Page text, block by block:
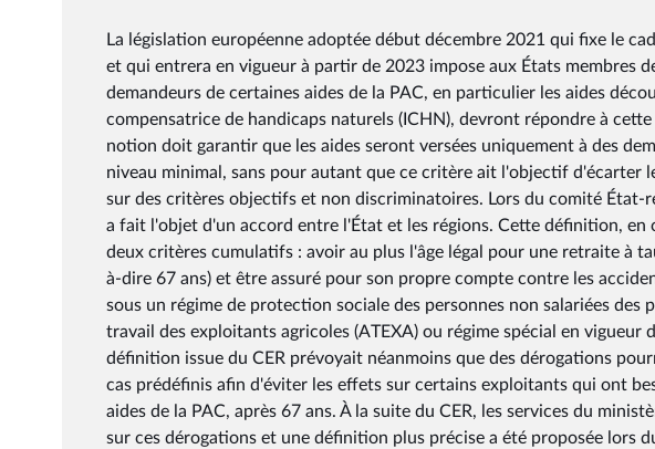
La législation européenne adoptée début décembre 2021 qui fixe le
et qui entrera en vigueur à partir de 2023 impose aux États membres
demandeurs de certaines aides de la PAC, en particulier les aides
compensatrice de handicaps naturels (ICHN), devront répondre à
notion doit garantir que les aides seront versées uniquement à des
niveau minimal, sans pour autant que ce critère ait l'objectif d'écarter
sur des critères objectifs et non discriminatoires. Lors du comité État-
a fait l'objet d'un accord entre l'État et les régions. Cette définition, en
deux critères cumulatifs : avoir au plus l'âge légal pour une retraite à
à-dire 67 ans) et être assuré pour son propre compte contre les
sous un régime de protection sociale des personnes non salariées des
travail des exploitants agricoles (ATEXA) ou régime spécial en vigueur
définition issue du CER prévoyait néanmoins que des dérogations
cas prédéfinis afin d'éviter les effets sur certains exploitants qui ont
aides de la PAC, après 67 ans. À la suite du CER, les services du
sur ces dérogations et une définition plus précise a été proposée lors